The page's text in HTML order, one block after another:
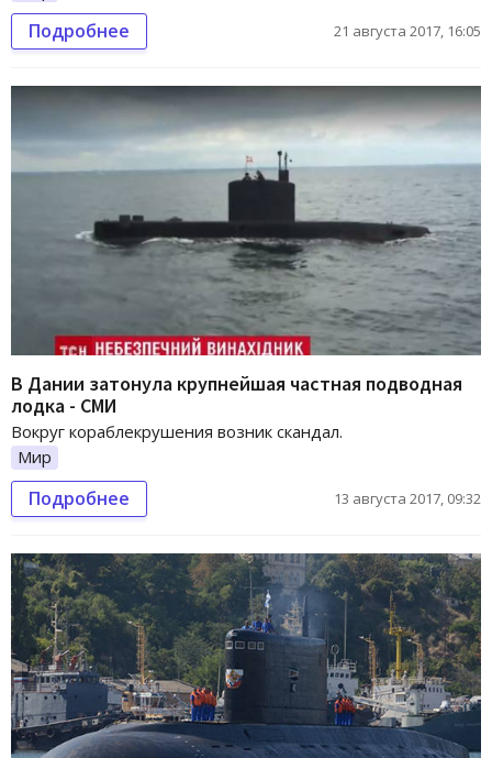
Подробнее 21 августа 2017, 16:05
В Дании затонула крупнейшая частная подводная
лодка - СМИ
Вокруг кораблекрушения возник скандал.
Мир
Подробнее 13 августа 2017, 09:32